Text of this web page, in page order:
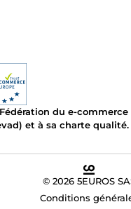
du e-
et à sa charte qualité.
© 2026 5EUROS
Conditions